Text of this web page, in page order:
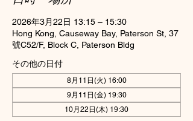
2026年3月22日 13:15 – 15:30
Hong Kong, Causeway Bay, Paterson St, 37
號C52/F, Block C, Paterson Bldg
その他の日付
8月11日(火) 16:00
9月11日(金) 19:30
10月22日(木) 19:30